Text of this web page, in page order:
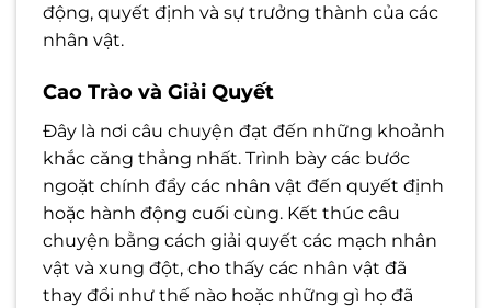
động, quyết định và sự trưởng thành của các
nhân vật.
Cao Trào và Giải Quyết
Đây là nơi câu chuyện đạt đến những khoảnh
khắc căng thẳng nhất. Trình bày các bước
ngoặt chính đẩy các nhân vật đến quyết định
hoặc hành động cuối cùng. Kết thúc câu
chuyện bằng cách giải quyết các mạch nhân
vật và xung đột, cho thấy các nhân vật đã
thay đổi như thế nào hoặc những gì họ đã